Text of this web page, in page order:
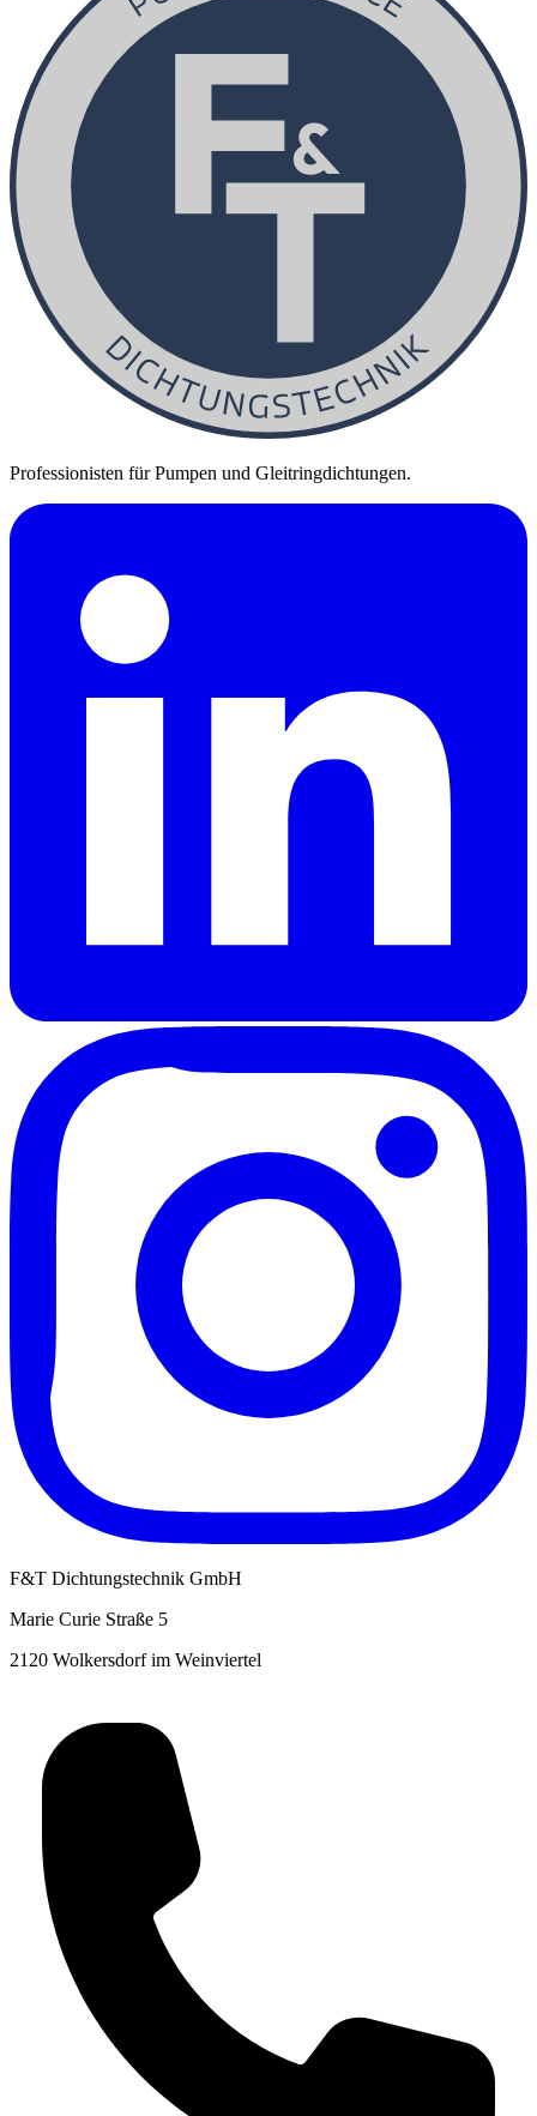
Professionisten für Pumpen und Gleitringdichtungen.
F&T Dichtungstechnik GmbH
Marie Curie Straße 5
2120 Wolkersdorf im Weinviertel